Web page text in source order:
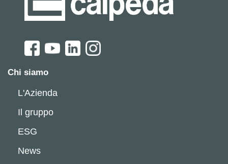
Chi siamo
L'Azienda
Il gruppo
ESG
News